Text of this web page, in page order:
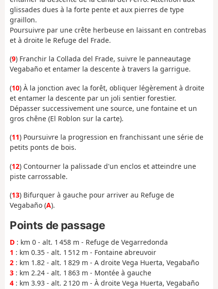
glissades dues à la forte pente et aux pierres de type
graillon.
Poursuivre par une crête herbeuse en laissant en contrebas
et à droite le Refuge del Frade.
(9) Franchir la Collada del Frade, suivre le panneautage
Vegabaño et entamer la descente à travers la garrigue.
(10) À la jonction avec la forêt, obliquer légèrement à droite
et entamer la descente par un joli sentier forestier.
Dépasser successivement une source, une fontaine et un
gros chêne (El Roblon sur la carte).
(11) Poursuivre la progression en franchissant une série de
petits ponts de bois.
(12) Contourner la palissade d'un enclos et atteindre une
piste carrossable.
(13) Bifurquer à gauche pour arriver au Refuge de
Vegabaño (A).
Points de passage
D : km 0 - alt. 1 458 m - Refuge de Vegarredonda
1 : km 0.35 - alt. 1 512 m - Fontaine abreuvoir
2 : km 1.82 - alt. 1 829 m - A droite Vega Huerta, Vegabaño
3 : km 2.24 - alt. 1 863 m - Montée à gauche
4 : km 3.93 - alt. 2 120 m - À droite Vega Huerta, Vegabaño